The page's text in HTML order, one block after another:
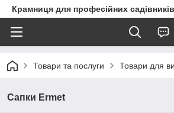
Крамниця для професійних садівників
Товари та послуги Товари для
Сапки Ermet